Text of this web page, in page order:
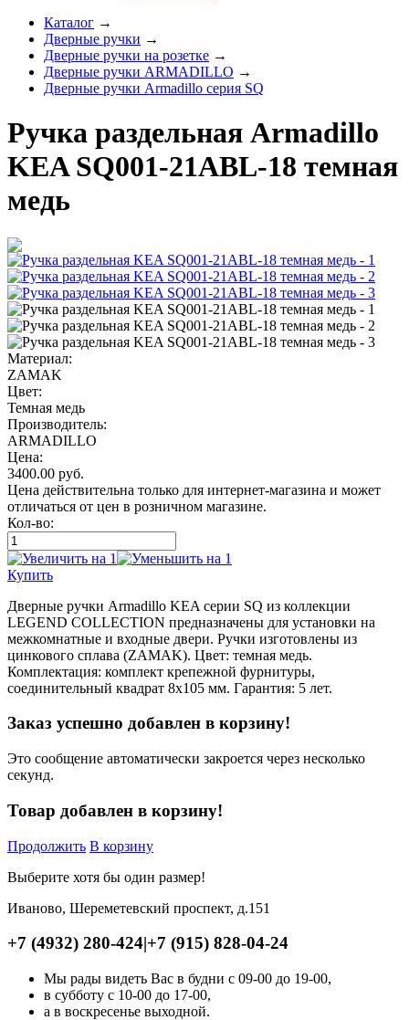
Каталог →
Дверные ручки →
Дверные ручки на розетке →
Дверные ручки ARMADILLO →
Дверные ручки Armadillo серия SQ
Ручка раздельная Armadillo
KEA SQ001-21ABL-18 темная
медь
Материал:
ZAMAK
Цвет:
Темная медь
Производитель:
ARMADILLO
Цена:
3400.00 руб.
Цена действительна только для интернет-магазина и может
отличаться от цен в розничном магазине.
Кол-во:
Купить
Дверные ручки Armadillo KEA серии SQ из коллекции
LEGEND COLLECTION предназначены для установки на
межкомнатные и входные двери. Ручки изготовлены из
цинкового сплава (ZAMAK). Цвет: темная медь.
Комплектация: комплект крепежной фурнитуры,
соединительный квадрат 8x105 мм. Гарантия: 5 лет.
Заказ успешно добавлен в корзину!
Это сообщение автоматически закроется через несколько
секунд.
Товар добавлен в корзину!
Продолжить В корзину
Выберите хотя бы один размер!
Иваново, Шереметевский проспект, д.151
+7 (4932) 280-424|+7 (915) 828-04-24
Мы рады видеть Вас в будни с 09-00 до 19-00,
в субботу с 10-00 до 17-00,
а в воскресенье выходной.